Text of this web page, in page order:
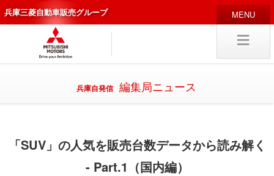
兵庫三菱自動車販売グループ
HOME 販売店
新車 中古・カスタム車
採用情報 キャリア採用
兵庫自発信 編集局ニュース
「SUV」の人気を販売台数データから読み解く
- Part.1（国内編）